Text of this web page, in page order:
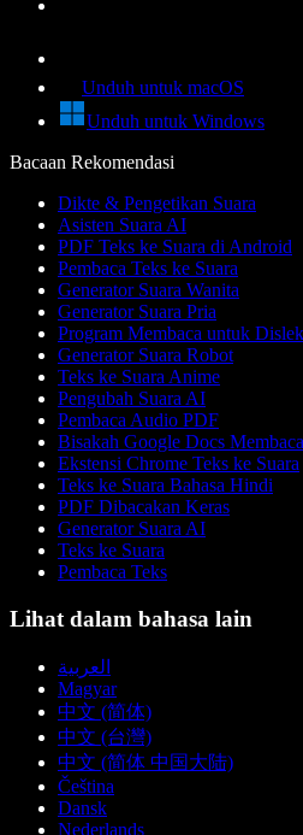
Unduh untuk macOS
Unduh untuk Windows
Bacaan Rekomendasi
Dikte & Pengetikan Suara
Asisten Suara AI
PDF Teks ke Suara di Android
Pembaca Teks ke Suara
Generator Suara Wanita
Generator Suara Pria
Program Membaca untuk
Generator Suara Robot
Teks ke Suara Anime
Pengubah Suara AI
Pembaca Audio PDF
Bisakah Google Docs
Ekstensi Chrome Teks ke Suara
Teks ke Suara Bahasa Hindi
PDF Dibacakan Keras
Generator Suara AI
Teks ke Suara
Pembaca Teks
Lihat dalam bahasa lain
العربية
Magyar
中文 (简体)
中文 (台灣)
中文 (简体 中国大陆)
Čeština
Dansk
Nederlands